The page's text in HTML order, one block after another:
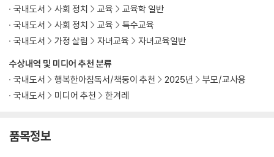
세상에서 가장 힘든 졸업식
3장 아이, 아이, 아이 이야기
뒤돌지 않는 아이
자기만 중요한 아이
경계선 지능인 아이
수상내역 및 미디어 추천 분류
국내도서
행복한아침독서/책둥이 추천 2025년
부모/교사용
국내도서
미디어 추천 한겨레
국내도서
사회 정치 교육
교육학 일반
국내도서
사회 정치 교육
특수교육
국내도서
가정 살림 자녀교육 자녀교육일반
품목정보